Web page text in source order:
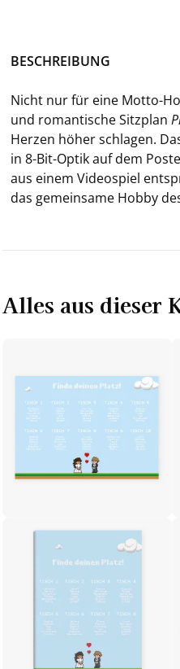
BE­SCHREI­BUNG
Nicht nur für eine Motto-​
und ro­man­ti­sche Sitz­plan
Herzen höher schla­gen.
in 8-​Bit-Optik auf dem
aus einem Vi­deo­spiel
das ge­mein­sa­me Hobby
Alles aus dieser